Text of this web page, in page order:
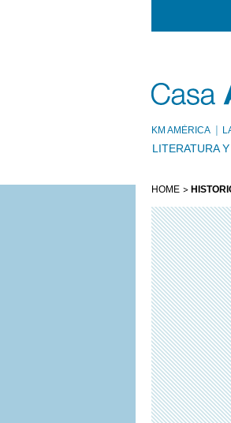
KM AMÈRICA
LITERATURA
HOME